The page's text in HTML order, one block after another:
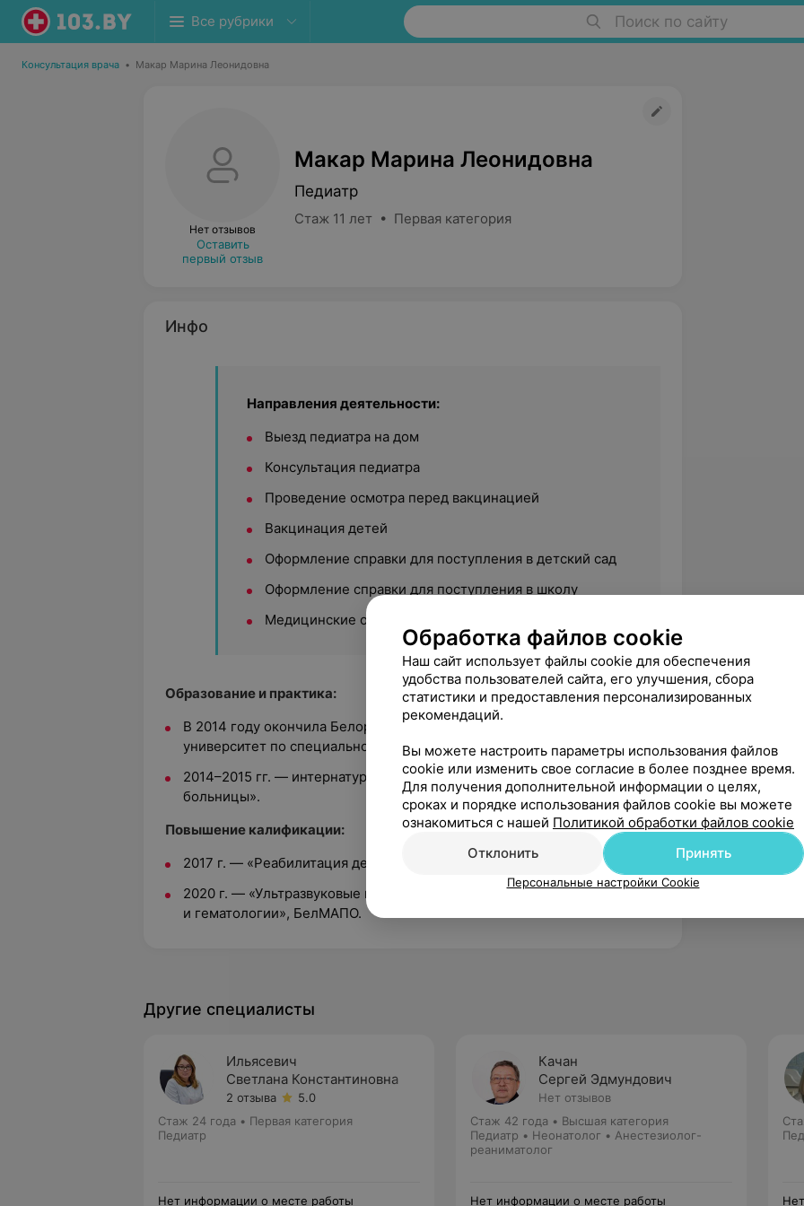
Все рубрики Поиск по сайту
Консультация врача • Макар Марина Леонидовна
Нет отзывов
Оставить
первый отзыв
Макар Марина Леонидовна
Педиатр
Стаж 11 лет • Первая категория
Инфо
Направления деятельности:
Выезд педиатра на дом
Консультация педиатра
Проведение осмотра перед вакцинацией
Вакцинация детей
Оформление справки для поступления в детский сад
Оформление справки для поступления в школу
Медицинские осмотры.
Образование и практика:
В 2014 году окончила Белоруский государственный медицинский
университет по специальности «Педиатрия»
2014–2015 гг. — интернатура на базе «Минской центральной районной
больницы».
Повышение калификации:
2017 г. — «Реабилитация детей с соматической патологией», БелМАПО
2020 г. — «Ультразвуковые методы исследования в детской онкологии
и гематологии», БелМАПО.
Другие специалисты
Ильясевич
Светлана Константиновна
2 отзыва
5.0
Стаж 24 года • Первая категория
Педиатр
Нет информации о месте работы
Качан
Сергей Эдмундович
Нет отзывов
Стаж 42 года • Высшая категория
Педиатр • Неонатолог • Анестезиолог-
реаниматолог
Нет информации о месте работы
Обработка файлов cookie
Наш сайт использует файлы cookie для обеспечения
удобства пользователей сайта, его улучшения, сбора
статистики и предоставления персонализированных
рекомендаций.
Вы можете настроить параметры использования файлов
cookie или изменить свое согласие в более позднее время.
Для получения дополнительной информации о целях,
сроках и порядке использования файлов cookie вы можете
ознакомиться с нашей Политикой обработки файлов cookie
Отклонить
Принять
Персональные настройки Cookie